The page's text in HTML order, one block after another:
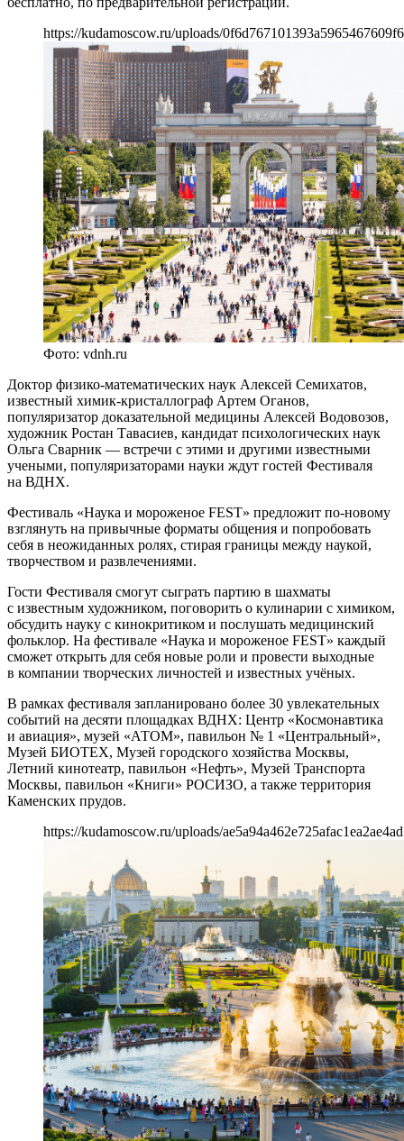
https://kudamoscow.ru/uploads/
Фото: vdnh.ru
Доктор физико-математических наук Алексей Семихатов,
известный химик-кристаллограф Артем Оганов,
популяризатор доказательной медицины Алексей Водовозов,
художник Ростан Тавасиев, кандидат психологических наук
Ольга Сварник — встречи с этими и другими известными
учеными, популяризаторами науки ждут гостей Фестиваля
на ВДНХ.
Фестиваль «Наука и мороженое FEST» предложит по-новому
взглянуть на привычные форматы общения и попробовать
себя в неожиданных ролях, стирая границы между наукой,
творчеством и развлечениями.
Гости Фестиваля смогут сыграть партию в шахматы
с известным художником, поговорить о кулинарии с химиком,
обсудить науку с кинокритиком и послушать медицинский
фольклор. На фестивале «Наука и мороженое FEST» каждый
сможет открыть для себя новые роли и провести выходные
в компании творческих личностей и известных учёных.
В рамках фестиваля запланировано более 30 увлекательных
событий на десяти площадках ВДНХ: Центр «Космонавтика
и авиация», музей «АТОМ», павильон № 1 «Центральный»,
Музей БИОТЕХ, Музей городского хозяйства Москвы,
Летний кинотеатр, павильон «Нефть», Музей Транспорта
Москвы, павильон «Книги» РОСИЗО, а также территория
Каменских прудов.
https://kudamoscow.ru/uploads/